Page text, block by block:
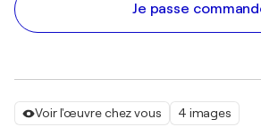
Voir l'œuvre chez vous 4 images
Je passe